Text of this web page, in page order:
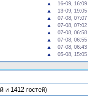
▲
16-09, 16:09
▲
13-09, 19:05
▲
07-08, 07:07
▲
07-08, 07:02
▲
07-08, 06:58
▲
07-08, 06:55
▲
07-08, 06:43
▲ 05-08, 15:05
и 1412 гостей)